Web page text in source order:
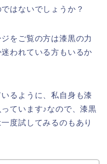
はないでしょうか？
をご覧の方は漆黒の力
われている方もいるか
るように、私自身も漆
ています♪なので、漆黒
度試してみるのもあり